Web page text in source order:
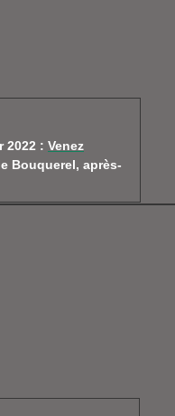
2022 : Venez
Bouquerel, après-